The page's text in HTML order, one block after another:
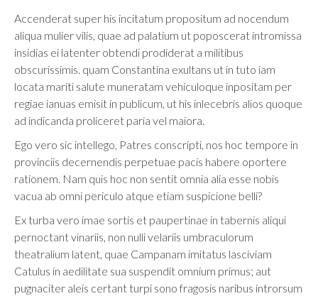
Accenderat super his incitatum propositum ad nocendum
aliqua mulier vilis, quae ad palatium ut poposcerat intromissa
insidias ei latenter obtendi prodiderat a militibus
obscurissimis. quam Constantina exultans ut in tuto iam
locata mariti salute muneratam vehiculoque inpositam per
regiae ianuas emisit in publicum, ut his inlecebris alios quoque
ad indicanda proliceret paria vel maiora.
Ego vero sic intellego, Patres conscripti, nos hoc tempore in
provinciis decernendis perpetuae pacis habere oportere
rationem. Nam quis hoc non sentit omnia alia esse nobis
vacua ab omni periculo atque etiam suspicione belli?
Ex turba vero imae sortis et paupertinae in tabernis aliqui
pernoctant vinariis, non nulli velariis umbraculorum
theatralium latent, quae Campanam imitatus lasciviam
Catulus in aedilitate sua suspendit omnium primus; aut
pugnaciter aleis certant turpi sono fragosis naribus introrsum